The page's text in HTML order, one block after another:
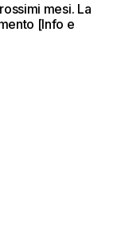
mesi. La
[Info e